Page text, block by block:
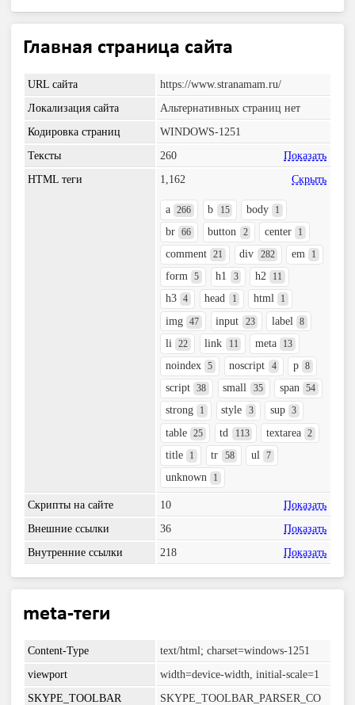
Главная страница сайта
URL сайта
https://www.stranamam.ru/
Локализация сайта
Альтернативных страниц нет
Кодировка страниц
WINDOWS-1251
Тексты
260
Показать
HTML теги
1,162 Скрыть
a 266 b 15 body 1
br 66 button 2 center 1
comment 21 div 282 em 1
form 5 h1 3 h2 11
h3 4 head 1 html 1
img 47 input 23 label 8
li 22 link 11 meta 13
noindex 5 noscript 4 p 8
script 38 small 35 span 54
strong 1 style 3 sup 3
table 25 td 113 textarea 2
title 1 tr 58 ul 7
unknown 1
Скрипты на сайте 10
Показать
Внешние ссылки
36
Показать
Внутренние ссылки
218 Показать
meta-теги
Content-Type
text/html; charset=windows-1251
viewport
width=device-width, initial-scale=1
SKYPE_TOOLBAR
SKYPE_TOOLBAR_PARSER_CO